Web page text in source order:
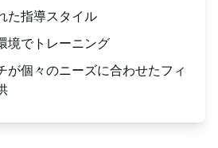
た指導スタイル
境でトレーニング
が個々のニーズに合わせたフィ